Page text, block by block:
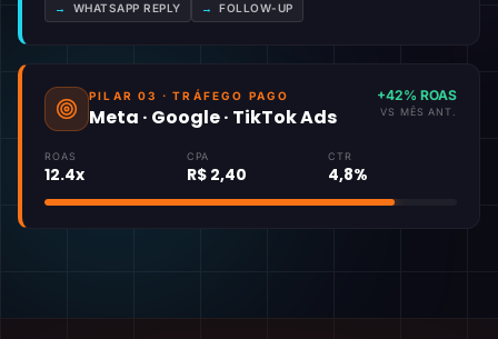
→ WHATSAPP REPLY → FOLLOW-UP
PILAR 03 · TRÁFEGO PAGO
Meta · Google · TikTok Ads
+42% ROAS
VS MÊS ANT.
ROAS
12.4x
CPA
R$ 2,40
CTR
4,8%